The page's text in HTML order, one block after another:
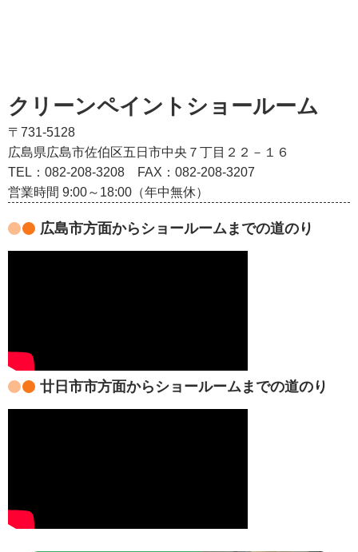
クリーンペイントショールーム
〒731-5128
広島県広島市佐伯区五日市中央７丁目２２－１６
TEL：082‐208‐3208
FAX：082-208-3207
営業時間 9:00～18:00（年中無休）
広島市方面からショールームまでの道のり
廿日市市方面からショールームまでの道のり